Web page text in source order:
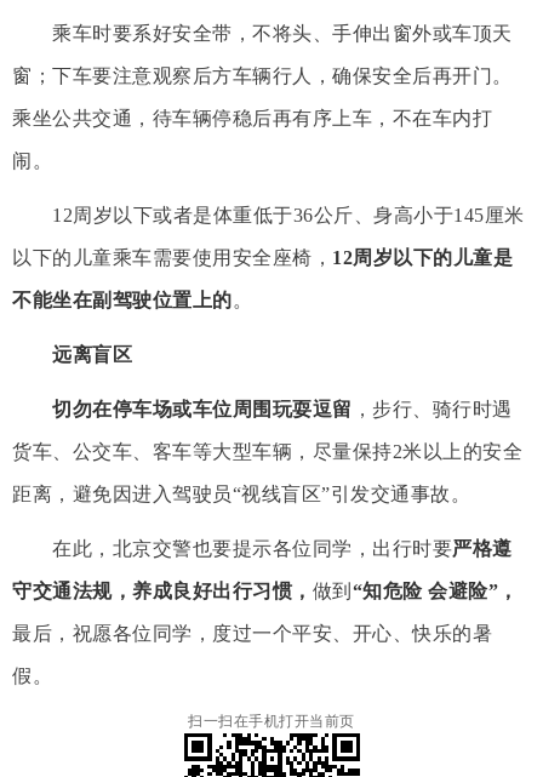
乘车时要系好安全带，不将头、手伸出窗外或车顶天
窗；下车要注意观察后方车辆行人，确保安全后再开门。
乘坐公共交通，待车辆停稳后再有序上车，不在车内打
闹。
12周岁以下或者是体重低于36公斤、身高小于145厘米
以下的儿童乘车需要使用安全座椅， 12周岁以下的儿童是
不能坐在副驾驶位置上的。
远离盲区
切勿在停车场或车位周围玩耍逗留 ，步行、骑行时遇
货车、公交车、客车等大型车辆，尽量保持2米以上的安全
距离，避免因进入驾驶员“视线盲区”引发交通事故。
在此，北京交警也要提示各位同学，出行时要严格遵
守交通法规， 养成良好出行习惯， 做到 “知危险 会避险”，
最后，祝愿各位同学，度过一个平安、开心、快乐的暑
假。
扫一扫在手机打开当前页